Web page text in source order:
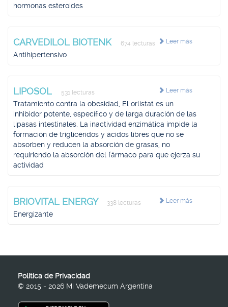
hormonas esteroides
Leer más
CARVEDILOL BIOTENK 674 lecturas
Antihipertensivo
Leer más
LIPOSOL 531 lecturas
Tratamiento contra la obesidad, El orlistat es un
inhibidor potente, específico y de larga duración de las
lipasas intestinales, La inactividad enzimática impide la
formación de triglicéridos y ácidos libres que no se
absorben y reducen la absorción de grasas, no
requiriendo la absorción del fármaco para que ejerza su
actividad
Leer más
BRIOVITAL ENERGY 338 lecturas
Energizante
Política de Privacidad
© 2015 - 2026 Mi Vademecum Argentina